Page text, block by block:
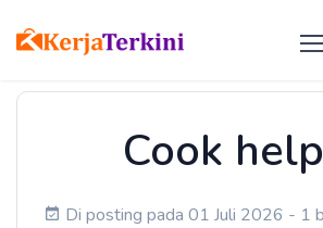
Cook
Di posting pada 01 Juli 2026 - 1